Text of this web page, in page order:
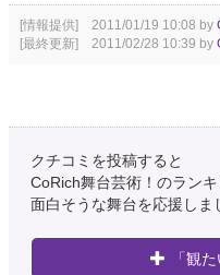
[情報提供] 2011/01/19 10:08 by
[最終更新] 2011/02/28 10:39 by
クチコミを投稿すると
CoRich舞台芸術！のランキ
面白そうな舞台を応援しま
「観